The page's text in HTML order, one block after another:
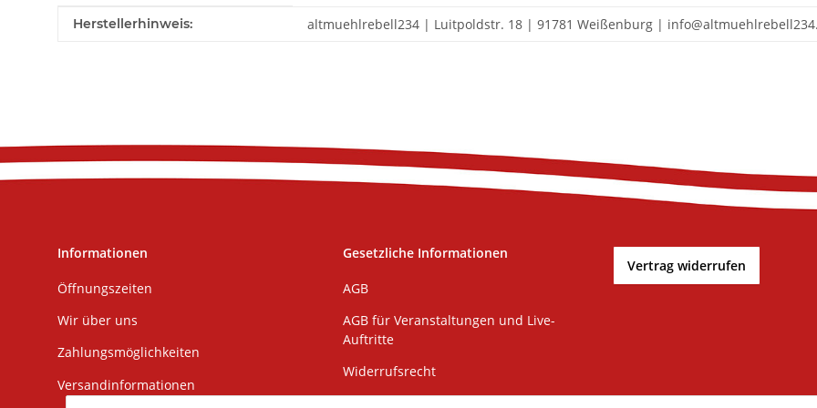
Produkteigenschaft
Wert
Herstellerhinweis: altmuehlrebell234 | Luitpoldstr. 18 | 91781 Weißenburg |
Informationen
Öffnungszeiten
Wir über uns
Zahlungsmöglichkeiten
Versandinformationen
Gesetzliche Informationen
AGB
AGB für Veranstaltungen und Live-
Auftritte
Widerrufsrecht
Vertrag widerrufen